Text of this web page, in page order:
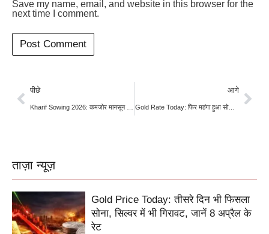
Save my name, email, and website in this browser for the
next time I comment.
पीछे आगे
Gold Rate Today: फिर महंगा हुआ सोना, मुंबई-कोलकाता में 22 कैरेट ₹1,29,040; जानें आपके शहर का नया रेट
ताज़ा न्यूज़
Gold Price Today: तीसरे दिन भी फिसला
सोना, सिल्वर में भी गिरावट, जानें 8 अप्रैल के
रेट